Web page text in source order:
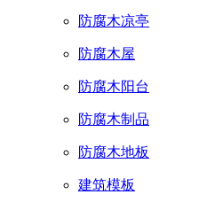
防腐木凉亭
防腐木屋
防腐木阳台
防腐木制品
防腐木地板
建筑模板